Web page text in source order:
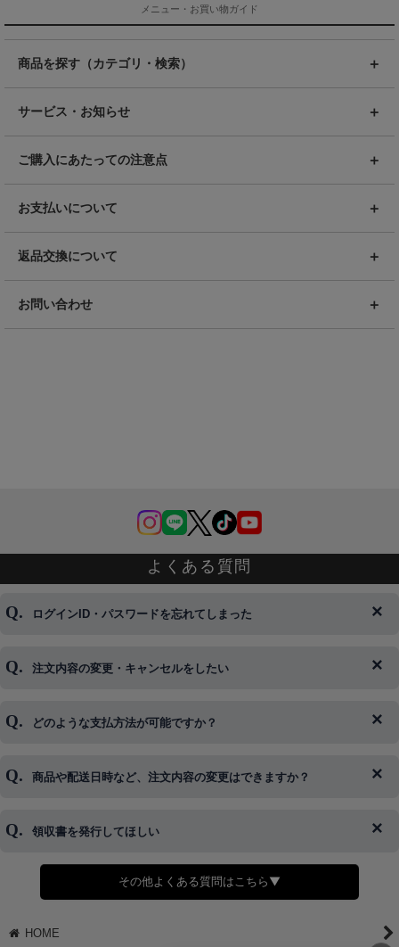
メニュー・お買い物ガイド
商品を探す（カテゴリ・検索）
サービス・お知らせ
ご購入にあたっての注意点
お支払いについて
返品交換について
お問い合わせ
よくある質問
ログインID・パスワードを忘れてしまった
◆下記ページより、ログインIDの変更が可能です。
注文内容の変更・キャンセルをしたい
◆即日発送を行なっている関係上、午後以降のご連絡やキャンセル
※発送後、発送準備が完了しお手続きが間に合わない場合は変更、
どのような支払方法が可能ですか？
◆代金引換・クレジットカード・携帯キャリア決済・おねだり決
商品や配送日時など、注文内容の変更はできますか？
◆商品発送前の変更は承っております。
さい。
領収書を発行してほしい
◆領収書はご希望頂いた場合のみ発行しております。
【これからご注文する場合】
STEP2「お届け先・お支払い」ページにて備考欄に下記の記載をお
その他よくある質問はこちら▼
HOME